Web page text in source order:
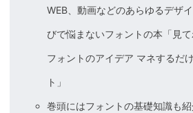
WEB、動画などのあらゆるデザ
びで悩まないフォントの本「見
フォントのアイデア マネするだ
ト」
巻頭にはフォントの基礎知識も